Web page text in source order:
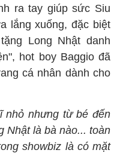
ra tay giúp sức Siu
lắng xuống, đặc biệt
Long Nhật danh
hot boy Baggio đã
cá nhân dành cho
nhỏ nhưng từ bé đến
Nhật là bà nào... toàn
showbiz là có mặt